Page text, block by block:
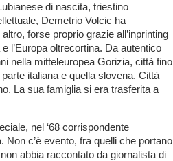
di nascita, triestino
Demetrio Volcic ha
forse proprio grazie all’inprinting
l’Europa oltrecortina. Da autentico
nella mitteleuropea Gorizia, città fino
italiana e quella slovena. Città
La sua famiglia si era trasferita a
nel ‘68 corrispondente
Non c’è evento, fra quelli che portano
abbia raccontato da giornalista di